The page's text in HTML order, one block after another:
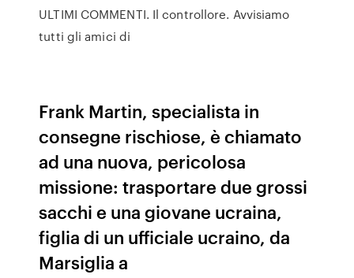
ULTIMI COMMENTI. Il controllore. Avvisiamo
tutti gli amici di
Frank Martin, specialista in
consegne rischiose, è chiamato
ad una nuova, pericolosa
missione: trasportare due grossi
sacchi e una giovane ucraina,
figlia di un ufficiale ucraino, da
Marsiglia a